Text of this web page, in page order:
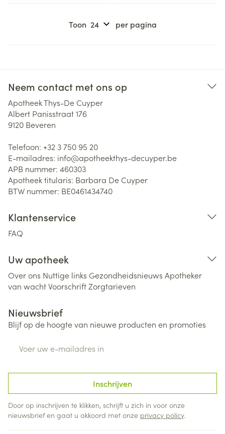
Toon per pagina
Neem contact met ons op
Apotheek Thys-De Cuyper
Albert Panisstraat 176
9120 Beveren
Telefoon: +32 3 750 95 20
E-mailadres: info@apotheekthys-decuyper.be
APB nummer: 460303
Apotheek titularis: Barbara De Cuyper
BTW nummer: BE0461434740
Klantenservice
FAQ
Uw apotheek
Over ons Nuttige links Gezondheidsnieuws Apotheker
van wachtVoorschriftZorgtarieven
Nieuwsbrief
Blijf op de hoogte van nieuwe producten en promoties
Inschrijven
Door op inschrijven te klikken, schrijft u zich in voor onze
nieuwsbrief en gaat u akkoord met onze privacy policy.